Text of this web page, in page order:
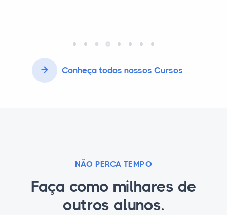
Conheça todos nossos Cursos
NÃO PERCA TEMPO
Faça como milhares de
outros alunos.